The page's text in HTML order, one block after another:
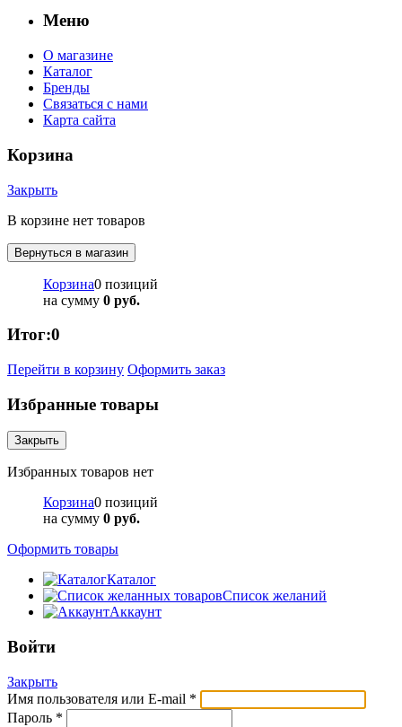
Меню
О магазине
Каталог
Бренды
Связаться с нами
Карта сайта
Корзина
Закрыть
В корзине нет товаров
Вернуться в магазин
Корзина0 позиций
на сумму 0 руб.
Итог:0
Перейти в корзину Оформить заказ
Избранные товары
Закрыть
Избранных товаров нет
Корзина0 позиций
на сумму 0 руб.
Оформить товары
Каталог
Список желаний
Аккаунт
Войти
Закрыть
Имя пользователя или E-mail *
Пароль *